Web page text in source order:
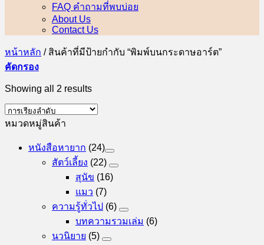
FAQ คำถามที่พบบ่อย
About Us
Contact Us
หน้าหลัก /สินค้าที่มีป้ายกำกับ “พิมพ์บนกระดาษอาร์ต”
คัดกรอง
Showing all 2 results
หมวดหมู่สินค้า
หนังสือหายาก (24)
สัตว์เลี้ยง (22)
สุนัข (16)
แมว (7)
ความรู้ทั่วไป (6)
บทความรวมเล่ม (6)
นวนิยาย (5)